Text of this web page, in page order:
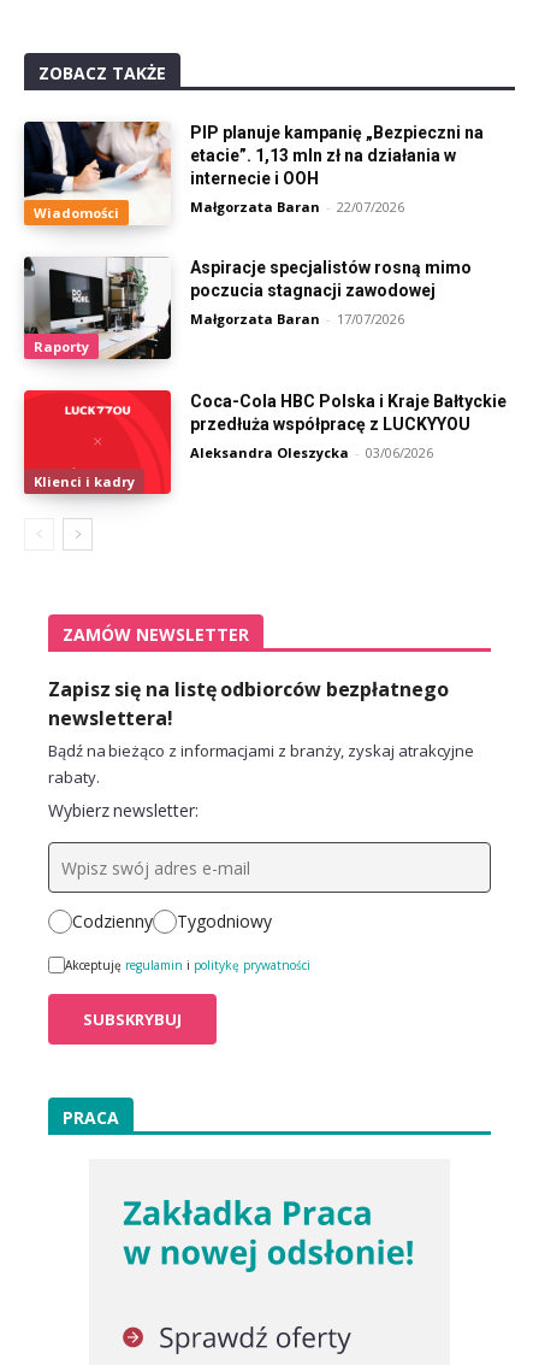
ZOBACZ TAKŻE
Wiadomości
PIP planuje kampanię „Bezpieczni na
etacie”. 1,13 mln zł na działania w
internecie i OOH
Małgorzata Baran - 22/07/2026
Raporty
Aspiracje specjalistów rosną mimo
poczucia stagnacji zawodowej
Małgorzata Baran - 17/07/2026
Klienci i kadry
Coca-Cola HBC Polska i Kraje Bałtyckie
przedłuża współpracę z LUCKYYOU
Aleksandra Oleszycka - 03/06/2026
ZAMÓW NEWSLETTER
Zapisz się na listę odbiorców bezpłatnego
newslettera!
Bądź na bieżąco z informacjami z branży, zyskaj atrakcyjne
rabaty.
Wybierz newsletter:
Codzienny Tygodniowy
Akceptuję regulamin i politykę prywatności
PRACA